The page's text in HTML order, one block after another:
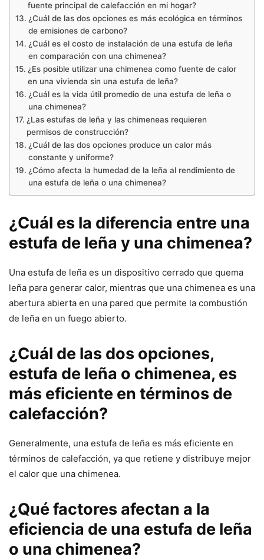
fuente principal de calefacción en mi hogar?
¿Cuál de las dos opciones es más ecológica en términos
de emisiones de carbono?
¿Cuál es el costo de instalación de una estufa de leña
en comparación con una chimenea?
¿Es posible utilizar una chimenea como fuente de calor
en una vivienda sin una estufa de leña?
¿Cuál es la vida útil promedio de una estufa de leña o
una chimenea?
¿Las estufas de leña y las chimeneas requieren
permisos de construcción?
¿Cuál de las dos opciones produce un calor más
constante y uniforme?
¿Cómo afecta la humedad de la leña al rendimiento de
una estufa de leña o una chimenea?
¿Cuál es la diferencia entre una
estufa de leña y una chimenea?
Una estufa de leña es un dispositivo cerrado que quema
leña para generar calor, mientras que una chimenea es una
abertura abierta en una pared que permite la combustión
de leña en un fuego abierto.
¿Cuál de las dos opciones,
estufa de leña o chimenea, es
más eficiente en términos de
calefacción?
Generalmente, una estufa de leña es más eficiente en
términos de calefacción, ya que retiene y distribuye mejor
el calor que una chimenea.
¿Qué factores afectan a la
eficiencia de una estufa de leña
o una chimenea?